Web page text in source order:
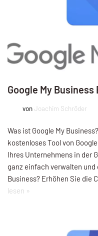
Google My
von Joachim Schröder
Was ist Google My
kostenloses Tool von
Ihres Unternehmens in der
ganz einfach verwalten und
Business? Erhöhen Sie die
lesen »